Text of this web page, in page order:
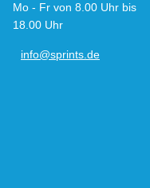
Mo - Fr von 8.00 Uhr bis
18.00 Uhr
info@sprints.de